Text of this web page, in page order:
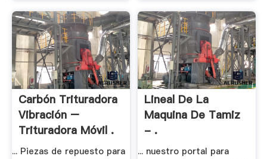
Carbón Trituradora
Vibración –
Trituradora Móvil .
... Piezas de repuesto para
Lineal De La
Maquina De Tamiz
- .
... nuestro portal para